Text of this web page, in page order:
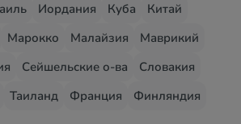
Иордания Куба
Китай
Марокко Малайзия
Маврикий
Сейшельские о-ва
Словакия
Таиланд Франция
Финляндия